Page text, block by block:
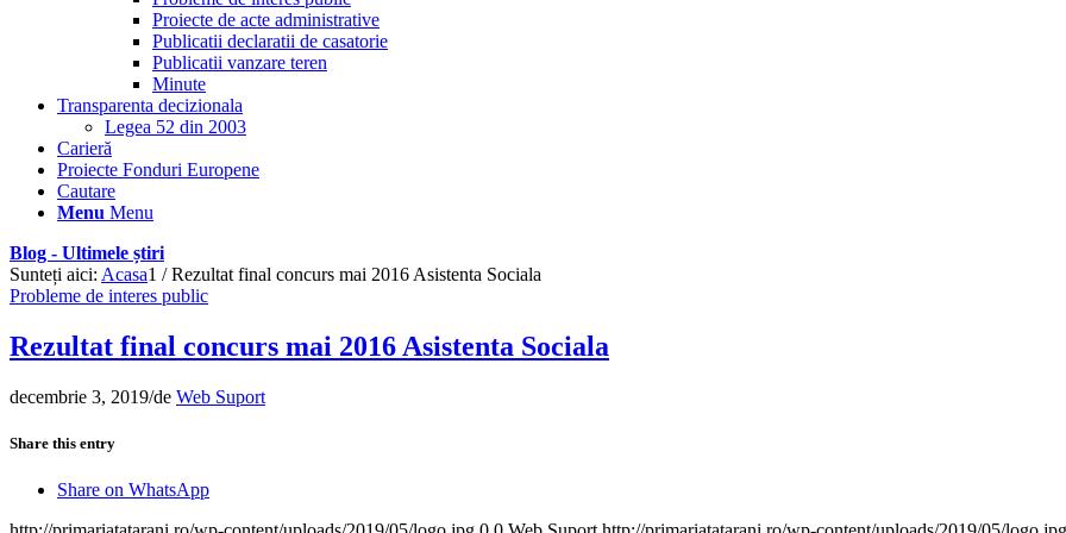
Proiecte de acte administrative
Publicatii declaratii de casatorie
Publicatii vanzare teren
Minute
Transparenta decizionala
Legea 52 din 2003
Carieră
Proiecte Fonduri Europene
Cautare
Menu Menu
Blog - Ultimele știri
Sunteți aici: Acasa1 / Rezultat final concurs mai 2016 Asistenta Sociala
Probleme de interes public
Rezultat final concurs mai 2016 Asistenta Sociala
decembrie 3, 2019/de Web Suport
Share this entry
Share on WhatsApp